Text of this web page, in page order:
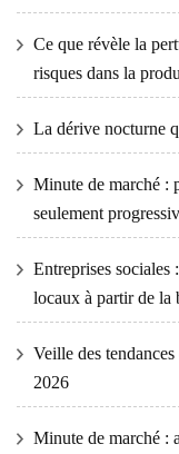
Ce que révèle la
risques dans la
La dérive nocturne
Minute de marché :
seulement
Entreprises sociales
locaux à partir de la
Veille des
2026
Minute de marché :